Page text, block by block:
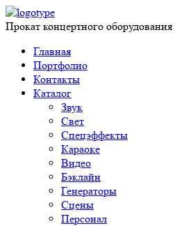
Прокат концертного
Главная
Портфолио
Контакты
Каталог
Звук
Свет
Спецэффекты
Караоке
Видео
Бэклайн
Генераторы
Сцены
Персонал